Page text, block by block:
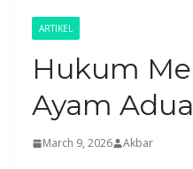
ARTIKEL
Hukum
Ayam
March 9, 2026 Akbar